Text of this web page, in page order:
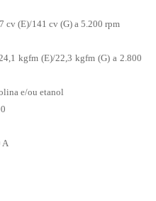
(E)/141 cv (G) a 5.200 rpm
kgfm (E)/22,3 kgfm (G) a 2.800
e/ou etanol